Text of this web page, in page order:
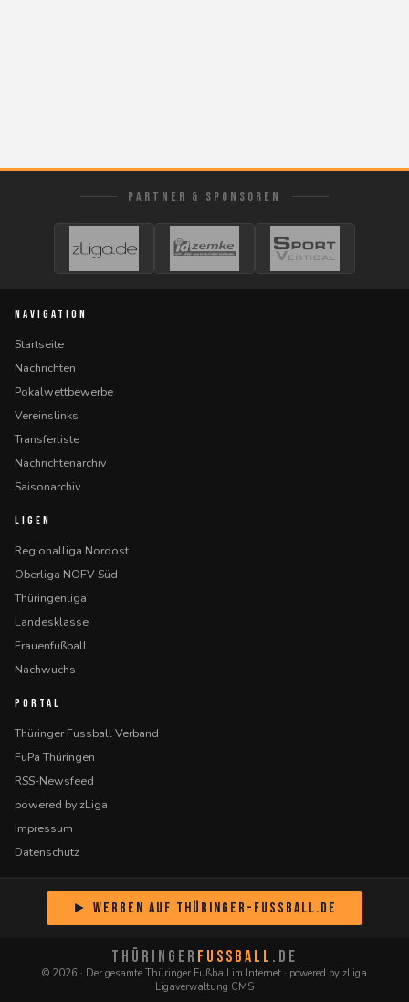
PARTNER & SPONSOREN
NAVIGATION
Startseite
Nachrichten
Pokalwettbewerbe
Vereinslinks
Transferliste
Nachrichtenarchiv
Saisonarchiv
LIGEN
Regionalliga Nordost
Oberliga NOFV Süd
Thüringenliga
Landesklasse
Frauenfußball
Nachwuchs
PORTAL
Thüringer Fussball Verband
FuPa Thüringen
RSS-Newsfeed
powered by zLiga
Impressum
Datenschutz
► Werben auf Thüringer-Fussball.de
THÜRINGER FUSSBALL .DE
© 2026 · Der gesamte Thüringer Fußball im Internet · powered by zLiga
Ligaverwaltung CMS